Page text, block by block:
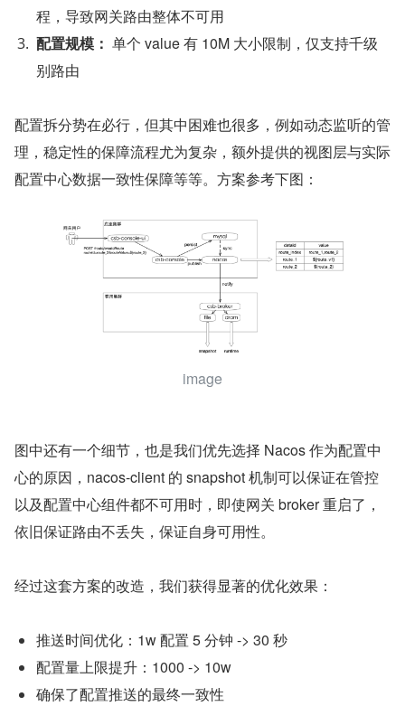
程，导致网关路由整体不可用
配置规模： 单个 value 有 10M 大小限制，仅支持千级
别路由
配置拆分势在必行，但其中困难也很多，例如动态监听的管
理，稳定性的保障流程尤为复杂，额外提供的视图层与实际
配置中心数据一致性保障等等。方案参考下图：
image
图中还有一个细节，也是我们优先选择 Nacos 作为配置中
心的原因，nacos-client 的 snapshot 机制可以保证在管控
以及配置中心组件都不可用时，即使网关 broker 重启了，
依旧保证路由不丢失，保证自身可用性。
经过这套方案的改造，我们获得显著的优化效果：
推送时间优化：1w 配置 5 分钟 -> 30 秒
配置量上限提升：1000 -> 10w
确保了配置推送的最终一致性